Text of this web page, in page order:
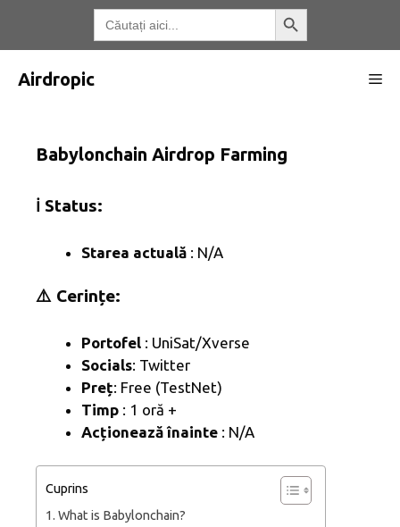
conținut
Căutați: Butonul de căutare
Airdropic
Babylonchain Airdrop Farming
ℹ️ Status:
Starea actuală : N/A
⚠️ Cerințe:
Portofel : UniSat/Xverse
Socials: Twitter
Preț: Free (TestNet)
Timp : 1 oră +
Acționează înainte : N/A
Cuprins
What is Babylonchain?